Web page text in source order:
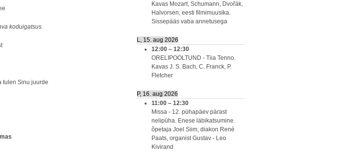
koduigatsus.
tulen Sinu juurde
Kavas Mozart, Schumann, Dvořák,
Halvorsen, eesti filmimuusika.
Sissepääs vaba annetusega
L, 15. aug 2026
12:00 – 12:30
ORELIPOOLTUND - Tiia Tenno.
Kavas J. S. Bach, C. Franck, P.
Fletcher
P, 16. aug 2026
11:00 – 12:30
Missa - 12. pühapäev pärast
nelipüha. Enese läbikatsumine.
õpetaja Joel Siim, diakon Renè
Paats, organist Gustav - Leo
Kivirand